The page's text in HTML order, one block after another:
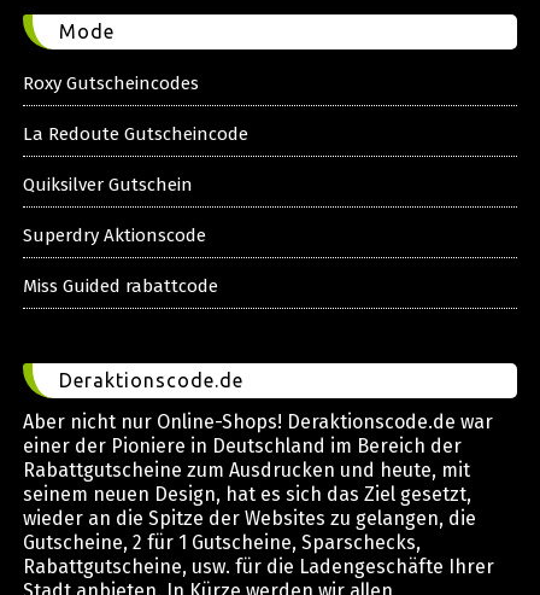
Mode
Roxy Gutscheincodes
La Redoute Gutscheincode
Quiksilver Gutschein
Superdry Aktionscode
Miss Guided rabattcode
Deraktionscode.de
Aber nicht nur Online-Shops! Deraktionscode.de war
einer der Pioniere in Deutschland im Bereich der
Rabattgutscheine zum Ausdrucken und heute, mit
seinem neuen Design, hat es sich das Ziel gesetzt,
wieder an die Spitze der Websites zu gelangen, die
Gutscheine, 2 für 1 Gutscheine, Sparschecks,
Rabattgutscheine, usw. für die Ladengeschäfte Ihrer
Stadt anbieten. In Kürze werden wir allen